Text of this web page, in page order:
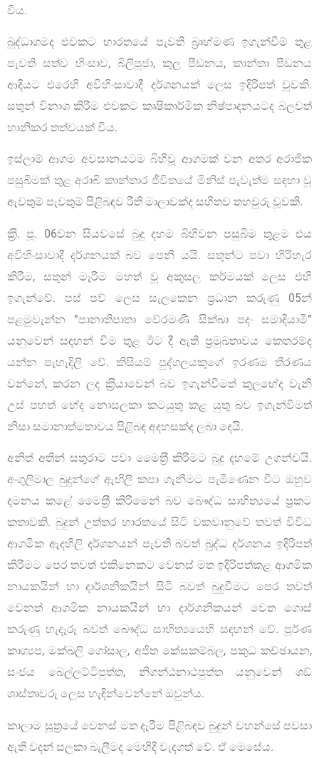
විය.
බුද්ධාගමද එවකට භාරතයේ පැවති බ‍්‍රාහ්මණ ඉගැන්වීම් තුළ
පැවති සත්ව හිංසාව, බිලිපූජා, කුල පීඩනය, කාන්තා පීඩනය
ආදියට එරෙහි අවිහිංසාවාදී දර්ශනයක් ලෙස ඉදිරිපත් වූවකි.
සතුන් විනාශ කිරීම එවකට කෘෂිකාර්මික නිෂ්පාදනයටද බලවත්
හානිකර තත්වයක් විය.
ඉස්ලාම් ආගම අවසානයටම බිහිවූ ආගමක් වන අතර අරාජික
පසුබිමක් තුළ අරාබි කාන්තාර ජීවිතයේ මිනිස් පැවැත්ම සඳහා වූ
ඇවතුම් පැවතුම් පිළිබඳව රීති මාලාවක්ද සහිතව තහවුරු වූවකි.
ක‍්‍රි. පූ. 06වන සියවසේ බුදු දහම බිහිවන පසුබිම තුළම එය
අවිහිංසාවාදී දර්ශනයක් බව පෙනී යයි. සතුන්ට පවා හිරිහැර
කිරීම, සතුන් මැරීම මහත් වූ අකුසල කර්මයක් ලෙස එහි
ඉගැන්වේ. පස් පව් ලෙස සැලකෙන ප‍්‍රධාන කරුණු 05න්
පළමුවැන්න ”පානාතිපාතා වේරමණී සික්ඛා පදං සමාදියාමී”
යනුවෙන් සඳහන් වීම තුළ ඊට දී ඇති ප‍්‍රමුඛතාවය කෙතරම්ද
යන්න පැහැදිලි වේ. කිසියම් පුද්ගලයකුගේ ඉරණම තීරණය
වන්නේ, කරන ලද ක‍්‍රියාවෙන් බව ඉගැන්වීමත් කුලභේද වැනි
උස් පහත් භේද නොසලකා කටයුතු කළ යුතු බව ඉගැන්වීමත්
නිසා සමානාත්මතාවය පිළිබඳ අදහසක්ද ලබා දෙයි.
අනිත් අතින් සතුරාට පවා මෛත‍්‍රී කිරීමට බුදු දහමේ උගන්වයි.
අංගුලිමාල බුදුන්ගේ ඇඟිලි කපා ගැනීමට පැමිණෙන විට ඔහුව
දමනය කළේ මෛත‍්‍රී කිරීමෙන් බව බෞද්ධ සාහිත්‍යයේ ප‍්‍රකට
කතාවකි. බුදුන් උත්තර භාරතයේ සිටි වකවානුවේ තවත් විවිධ
ආගමික ඇදහිලි දර්ශනයන් පැවති බවත් බුද්ධ දර්ශනය ඉදිරිපත්
කිරීමට පෙර තවත් එකිනෙකට වෙනස් මත ඉදිරිපත්කළ ආගමික
නායකයින් හා දාර්ශනිකයින් සිටි බවත් බුදුවීමට පෙර තවත්
වෙනත් ආගමික නායකයින් හා දාර්ශනිකයන් වෙත ගොස්
කරුණු හැදෑරූ බවත් බෞද්ධ සාහිත්‍යයෙහි සඳහන් වේ. පූර්ණ
කාශ්‍යප, මක්ඛලි ගෝසාල, අජිත කේසකම්බල, පකුධ කච්ඡායන,
සංජය බෙල්ලට්ටිපුත්ත, නිගන්ඨනාථපුත්ත යනුවෙන් ශඞ්
ශාස්තෘවරු ලෙස හැඳින්වෙන්නේ ඔවුන්ය.
කාලාම සූත‍්‍රයේ වෙනස් මත දැරීම පිළිබඳව බුදුන් වහන්සේ පවසා
ඇති වදන් සලකා බැලීමද මෙහිදී වැදගත් වේ. ඒ මෙසේය.